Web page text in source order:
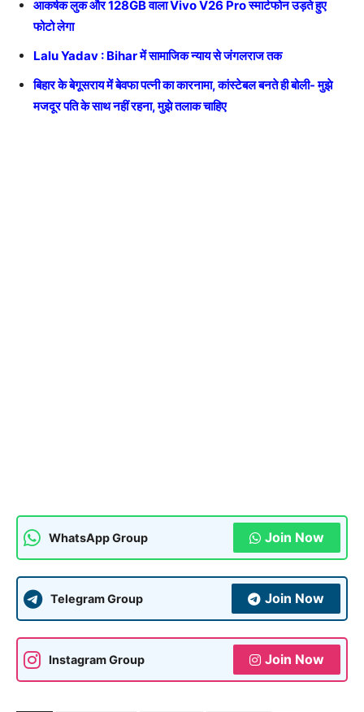
आकर्षक लुक और 128GB वाला Vivo V26 Pro स्मार्टफोन उड़ते हुए
फोटो लेगा
Lalu Yadav : Bihar में सामाजिक न्याय से जंगलराज तक
बिहार के बेगूसराय में बेवफा पत्नी का कारनामा, कांस्टेबल बनते ही बोली- मुझे
मजदूर पति के साथ नहीं रहना, मुझे तलाक चाहिए
WhatsApp Group Join Now
Telegram Group Join Now
Instagram Group Join Now